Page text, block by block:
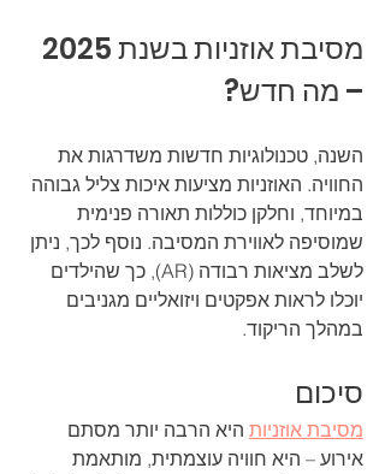
– מה חדש?
השנה, טכנולוגיות חדשות משדרגות את
החוויה. האוזניות מציעות איכות צליל גבוהה
במיוחד, וחלקן כוללות תאורה פנימית
שמוסיפה לאווירת המסיבה. נוסף לכך, ניתן
לשלב מציאות רבודה (AR), כך שהילדים
יוכלו לראות אפקטים ויזואליים מגניבים
במהלך הריקוד.
סיכום
מסיבת אוזניות היא הרבה יותר מסתם
אירוע – היא חוויה עוצמתית, מותאמת